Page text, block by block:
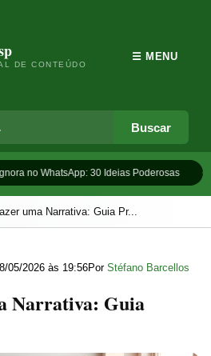
DE CONTEÚDO
Buscar
☰ MENU
no WhatsApp: 30 Ideias Poderosas
uma Narrativa: Guia Pr...
05/2026 às 19:56Por Stéfano Barcellos
Narrativa: Guia